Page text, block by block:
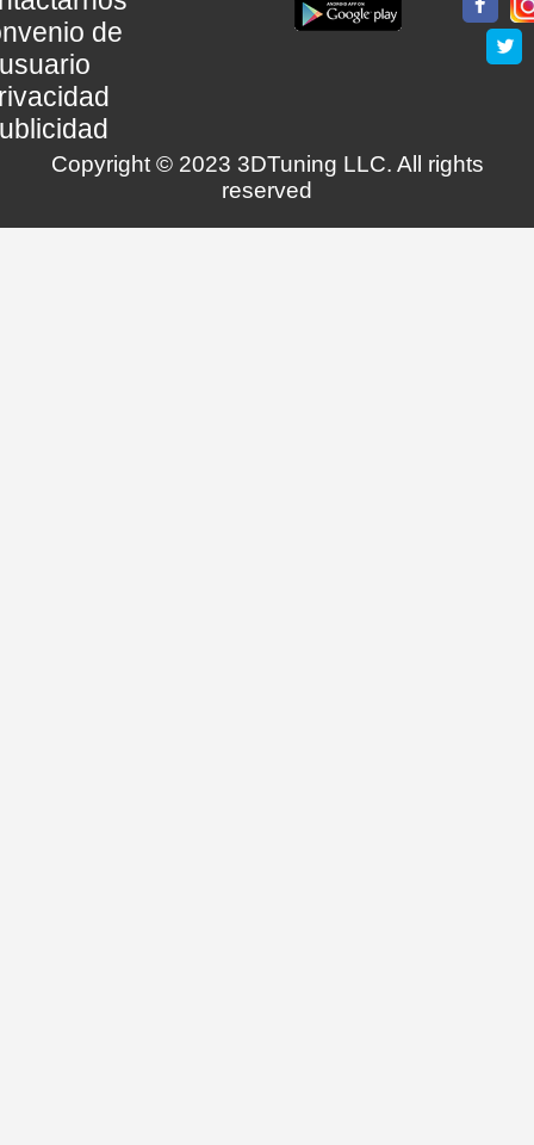
de
Copyright © 2023 3DTuning LLC. All rights
reserved